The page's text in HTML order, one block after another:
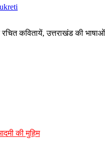
कवितायें, उत्तराखंड की
की मुहिम